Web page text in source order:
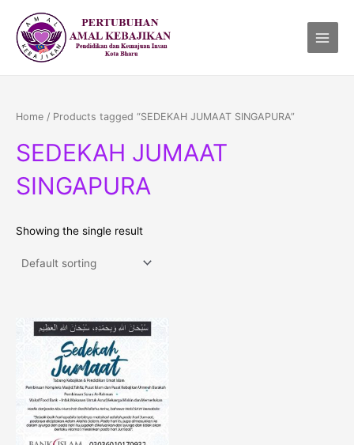
content
Menu
Home / Products tagged “SEDEKAH JUMAAT SINGAPURA”
SEDEKAH JUMAAT
SINGAPURA
Showing the single result